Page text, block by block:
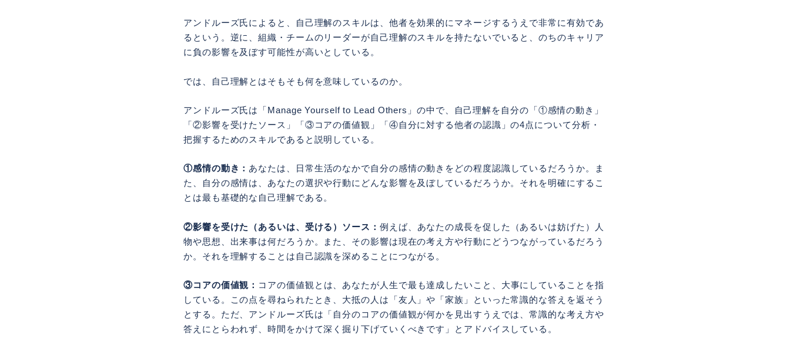
アンドルーズ氏によると、自己理解のスキルは、他者を効果的にマネージするうえで非常に有効であ
るという。逆に、組織・チームのリーダーが自己理解のスキルを持たないでいると、のちのキャリア
に負の影響を及ぼす可能性が高いとしている。
では、自己理解とはそもそも何を意味しているのか。
アンドルーズ氏は「Manage Yourself to Lead Others」の中で、自己理解を自分の「①感情の動き」
「②影響を受けたソース」「③コアの価値観」「④自分に対する他者の認識」の4点について分析・
把握するためのスキルであると説明している。
①感情の動き： あなたは、日常生活のなかで自分の感情の動きをどの程度認識しているだろうか。ま
た、自分の感情は、あなたの選択や行動にどんな影響を及ぼしているだろうか。それを明確にするこ
とは最も基礎的な自己理解である。
②影響を受けた（あるいは、受ける）ソース： 例えば、あなたの成長を促した（あるいは妨げた）人
物や思想、出来事は何だろうか。また、その影響は現在の考え方や行動にどうつながっているだろう
か。それを理解することは自己認識を深めることにつながる。
③コアの価値観： コアの価値観とは、あなたが人生で最も達成したいこと、大事にしていることを指
している。この点を尋ねられたとき、大抵の人は「友人」や「家族」といった常識的な答えを返そう
とする。ただ、アンドルーズ氏は「自分のコアの価値観が何かを見出すうえでは、常識的な考え方や
答えにとらわれず、時間をかけて深く掘り下げていくべきです」とアドバイスしている。